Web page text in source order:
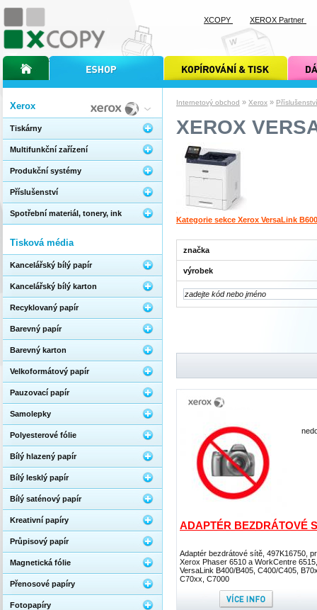
Internetový obchod » Xerox » Příslušenství
XEROX
Kategorie sekce Xerox VersaLink
značka
výrobek
ADAPTÉR BEZDRÁTOVÉ
Adaptér bezdrátové sítě, 497K16750,
Xerox Phaser 6510 a WorkCentre 6515,
VersaLink B400/B405, C400/C405,
C70xx, C7000
Xerox
Tiskárny
Multifunkční zařízení
Produkční systémy
Příslušenství
Spotřební materiál, tonery, ink
Tisková média
Kancelářský bílý papír
Kancelářský bílý karton
Recyklovaný papír
Barevný papír
Barevný karton
Velkoformátový papír
Pauzovací papír
Samolepky
Polyesterové fólie
Bílý hlazený papír
Bílý lesklý papír
Bílý saténový papír
Kreativní papíry
Průpisový papír
Magnetická fólie
Přenosové papíry
Fotopapíry
úvodní stránka xcopyinternetový obchod xcopy kopírování a tisk xcopy dárkové
XCOPY XEROX Partner